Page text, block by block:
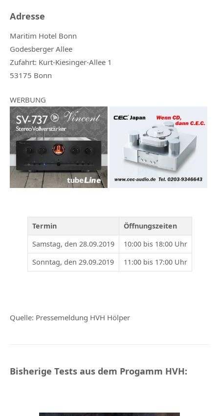
Adresse
Maritim Hotel Bonn
Godesberger Allee
Zufahrt: Kurt-Kiesinger-Allee 1
53175 Bonn
WERBUNG
Termin
Öffnungszeiten
Samstag, den 28.09.2019
10:00 bis 18:00 Uhr
Sonntag, den 29.09.2019
11:00 bis 17:00 Uhr
Quelle: Pressemeldung HVH Hölper
Bisherige Tests aus dem Progamm HVH: